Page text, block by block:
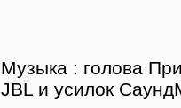
Музыка : голова
JBL и усилок